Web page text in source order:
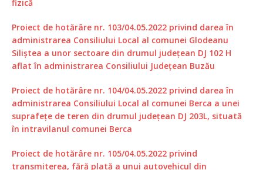
fizică
Proiect de hotărâre nr. 103/04.05.2022 privind darea în
administrarea Consiliului Local al comunei Glodeanu
Siliștea a unor sectoare din drumul județean DJ 102 H
aflat în administrarea Consiliului Judeţean Buzău
Proiect de hotărâre nr. 104/04.05.2022 privind darea în
administrarea Consiliului Local al comunei Berca a unei
suprafețe de teren din drumul județean DJ 203L, situată
în intravilanul comunei Berca
Proiect de hotărâre nr. 105/04.05.2022 privind
transmiterea, fără plată a unui autovehicul din